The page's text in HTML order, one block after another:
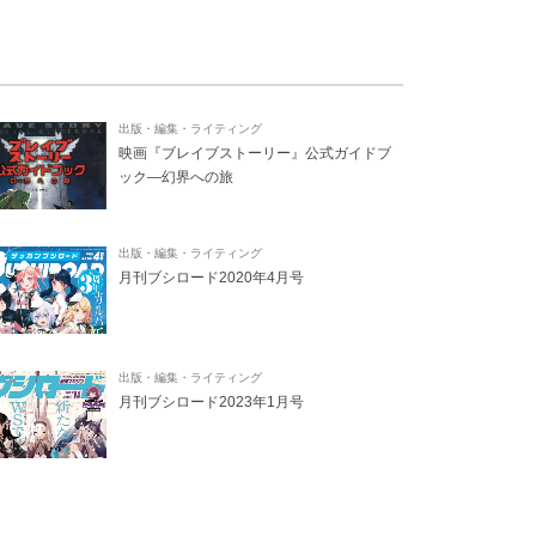
出版・編集・ライティング
映画『ブレイブストーリー』公式ガイドブ
ック―幻界への旅
出版・編集・ライティング
月刊ブシロード2020年4月号
出版・編集・ライティング
月刊ブシロード2023年1月号